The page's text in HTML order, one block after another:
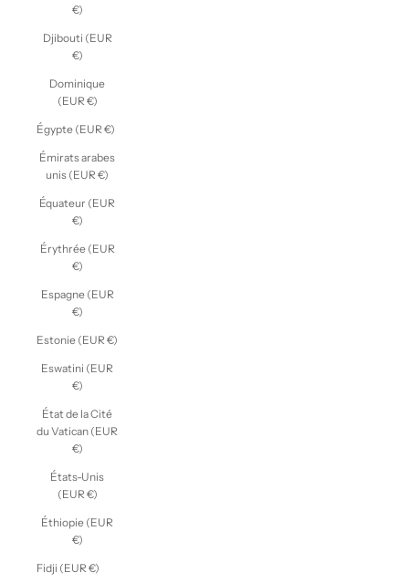
€)
Djibouti (EUR
€)
Dominique
(EUR €)
Égypte (EUR €)
Émirats arabes
unis (EUR €)
Équateur (EUR
€)
Érythrée (EUR
€)
Espagne (EUR
€)
Estonie (EUR €)
Eswatini (EUR
€)
État de la Cité
du Vatican (EUR
€)
États-Unis
(EUR €)
Éthiopie (EUR
€)
Fidji (EUR €)